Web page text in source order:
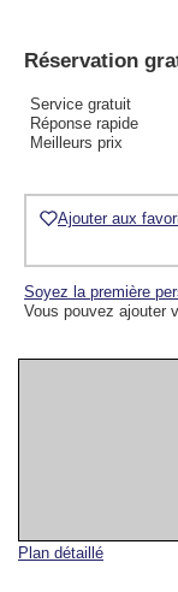
Plan détaillé
Réservation
Service gratuit
Réponse rapide
Meilleurs prix
Ajouter aux
Soyez la première
Vous pouvez ajouter